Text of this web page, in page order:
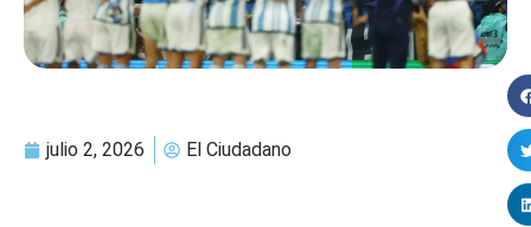
julio 2, 2026 El Ciudadano